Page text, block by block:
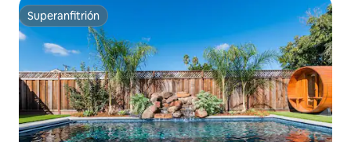
Superanfitrión
Superanfitrión